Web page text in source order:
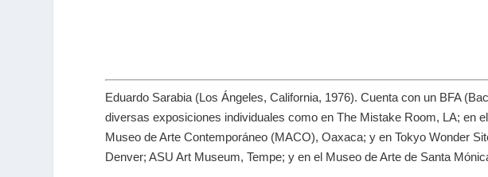
Eduardo Sarabia (Los Ángeles, California, 1976). Cuenta con un BFA
diversas exposiciones individuales como en The Mistake Room, LA; en
Museo de Arte Contemporáneo (MACO), Oaxaca; y en Tokyo Wonder
Denver; ASU Art Museum, Tempe; y en el Museo de Arte de Santa